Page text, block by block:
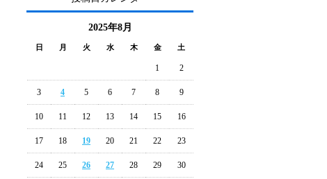
2025年8月
日 月 火 水 木 金 土
1 2
3 4 5 6 7 8 9
10 11 12 13 14 15 16
17 18 19 20 21 22 23
24 25 26 27 28 29 30